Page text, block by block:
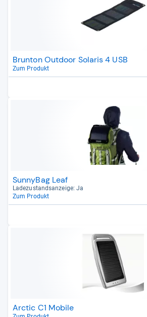
Brunton Outdoor Solaris 4 USB
Zum Produkt
SunnyBag Leaf
Lade­zu­stands­an­zeige: Ja
Zum Produkt
Arctic C1 Mobile